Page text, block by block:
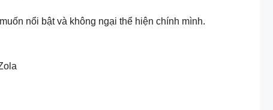
nổi bật và không ngại thể hiện chính mình.